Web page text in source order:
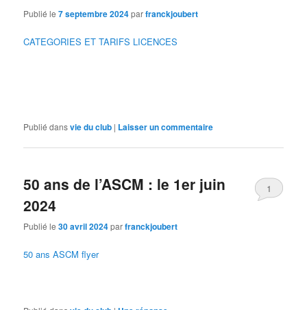
Publié le7 septembre 2024parfranckjoubert
CATEGORIES ET TARIFS LICENCES
Publié dansvie du club | Laisser un commentaire
50 ans de l’ASCM : le 1er juin
2024
Publié le30 avril 2024parfranckjoubert
1
50 ans ASCM flyer